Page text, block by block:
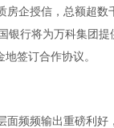
企授信，总额超数
银行将为万科集团
签订合作协议。
频频输出重磅利好